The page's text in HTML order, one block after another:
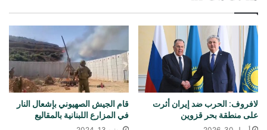
لافروف: الحرب ضد إيران أثرت
على منطقة بحر قزوين
قام الجيش الصهيوني بإشعال النار
في المزارع اللبنانية بالمقاليع